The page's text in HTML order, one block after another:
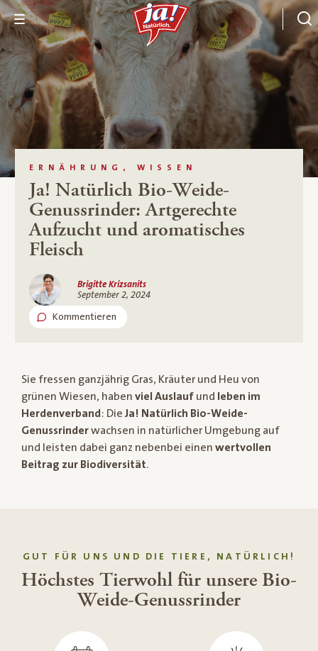
ERNÄHRUNG, WISSEN
Ja! Natürlich Bio-Weide-
Genussrinder: Artgerechte
Aufzucht und aromatisches
Fleisch
Brigitte Krizsanits
September 2, 2024
Kommentieren
Sie fressen ganzjährig Gras, Kräuter und Heu von
grünen Wiesen, haben viel Auslauf und leben im
Herdenverband: Die Ja! Natürlich Bio-Weide-
Genussrinderwachsen in natürlicher Umgebung auf
und leisten dabei ganz nebenbei einen wertvollen
Beitrag zur Biodiversität.
GUT FÜR UNS UND DIE TIERE, NATÜRLICH!
Höchstes Tierwohl für unsere Bio-
Weide-Genussrinder